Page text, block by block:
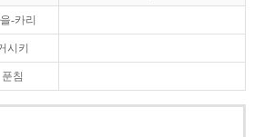
-카리
시키
푼침